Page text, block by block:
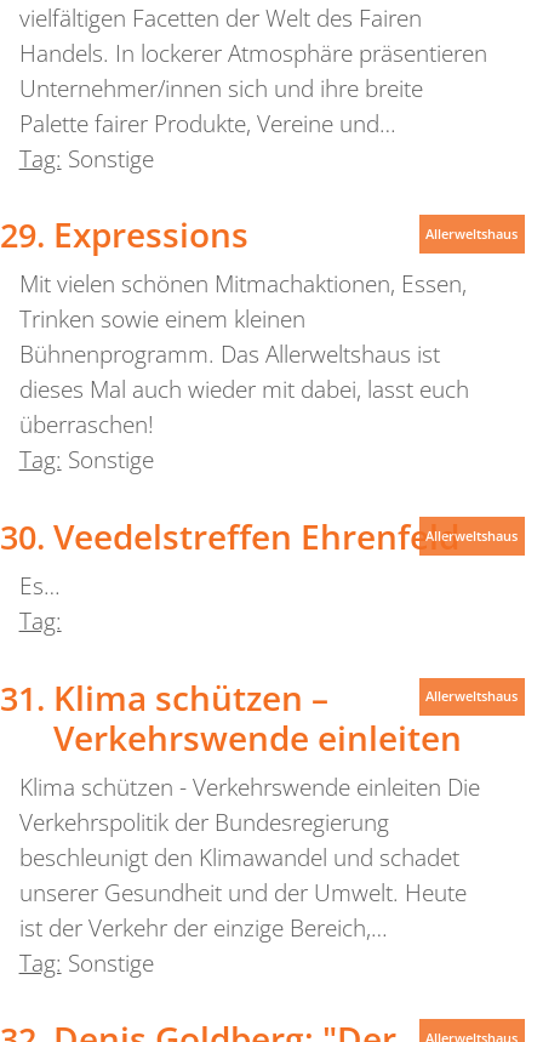
vielfältigen Facetten der Welt des Fairen
Handels. In lockerer Atmosphäre präsentieren
Unternehmer/innen sich und ihre breite
Palette fairer Produkte, Vereine und…
Tag: Sonstige
Expressions
Mit vielen schönen Mitmachaktionen, Essen,
Trinken sowie einem kleinen
Bühnenprogramm. Das Allerweltshaus ist
dieses Mal auch wieder mit dabei, lasst euch
überraschen!
Tag: Sonstige
Allerweltshaus
Veedelstreffen Ehrenfeld
Es…
Tag:
Allerweltshaus
Klima schützen –
Verkehrswende einleiten
Klima schützen - Verkehrswende einleiten Die
Verkehrspolitik der Bundesregierung
beschleunigt den Klimawandel und schadet
unserer Gesundheit und der Umwelt. Heute
ist der Verkehr der einzige Bereich,…
Tag: Sonstige
Allerweltshaus
Allerweltshaus